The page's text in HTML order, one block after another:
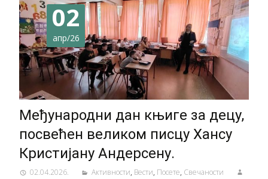
02
апр/26
Међународни дан књиге за децу,
посвећен великом писцу Хансу
Кристијану Андерсену.
02.04.2026. Активности, Вести, Посете, Свечаности